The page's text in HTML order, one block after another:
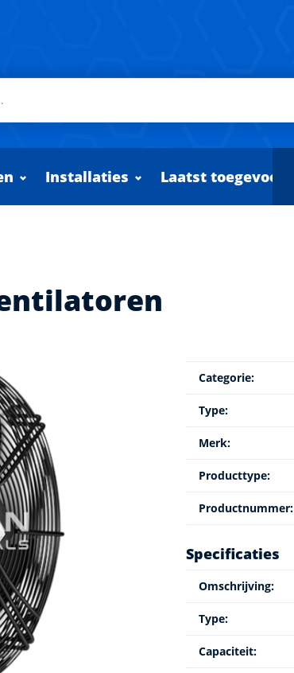
Installaties Laatst toegevoegd
Categorie:
Type:
Merk:
Producttype:
Productnummer:
Specificaties
Omschrijving:
Type:
Capaciteit: